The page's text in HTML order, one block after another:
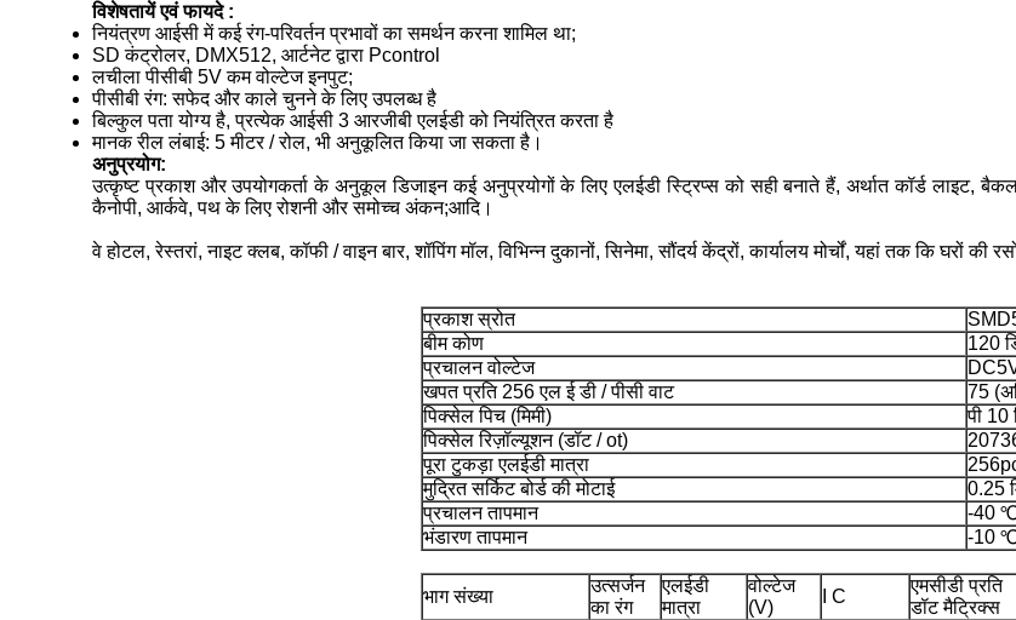
विशेषतायें एवं फायदे :
नियंत्रण आईसी में कई रंग-परिवर्तन प्रभावों का समर्थन करना शामिल था;
SD कंट्रोलर, DMX512, आर्टनेट द्वारा Pcontrol
लचीला पीसीबी 5V कम वोल्टेज इनपुट;
पीसीबी रंग: सफेद और काले चुनने के लिए उपलब्ध है
बिल्कुल पता योग्य है, प्रत्येक आईसी 3 आरजीबी एलईडी को नियंत्रित करता है
मानक रील लंबाई: 5 मीटर / रोल, भी अनुकूलित किया जा सकता है।
अनुप्रयोग:
उत्कृष्ट प्रकाश और उपयोगकर्ता के अनुकूल डिजाइन कई अनुप्रयोगों के लिए एलईडी स्ट्रिप्स को सही बनाते हैं, अर्थात कॉर्ड लाइट,
कैनोपी, आर्कवे, पथ के लिए रोशनी और समोच्च अंकन;आदि।
वे होटल, रेस्तरां, नाइट क्लब, कॉफी / वाइन बार, शॉपिंग मॉल, विभिन्न दुकानों, सिनेमा, सौंदर्य केंद्रों, कार्यालय मोर्चों, यहां तक ​​कि घरों
प्रकाश स्रोत
बीम कोण
120
प्रचालन वोल्टेज
खपत प्रति 256 एल ई डी / पीसी वाट
75
पिक्सेल पिच (मिमी)
पी 10
पिक्सेल रिज़ॉल्यूशन (डॉट / ot)
पूरा टुकड़ा एलईडी मात्रा
मुद्रित सर्किट बोर्ड की मोटाई
0.25
प्रचालन तापमान
-40
भंडारण तापमान
-10
भाग संख्या
उत्सर्जन
का रंग
एलईडी
मात्रा
वोल्टेज
(V)
I C
एमसीडी प्रति
डॉट मैट्रिक्स